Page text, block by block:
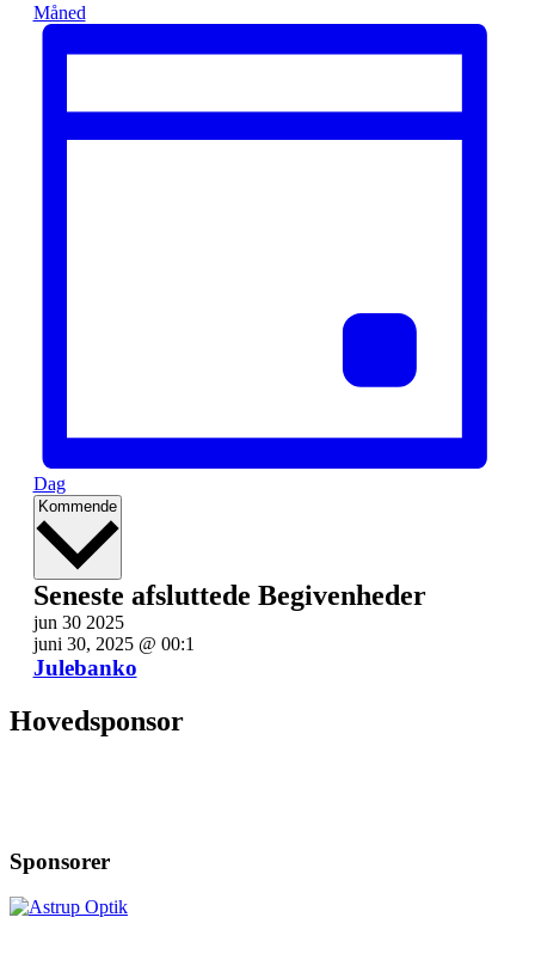
Måned
Dag
Kommende Vælg
Seneste afsluttede Begivenheder
jun 30 2025
juni 30, 2025 @ 00:1
Julebanko
Hovedsponsor
Sponsorer